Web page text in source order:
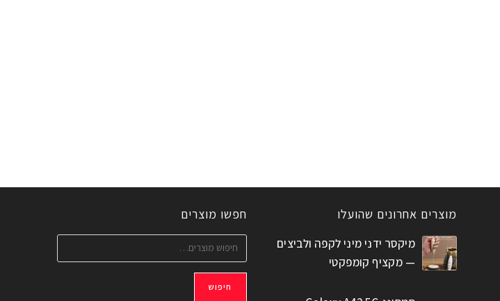
מוצרים אחרונים שהועלו
מיקסר ידני מיני לקפה ולביצים
— מקציף קומפקטי
חפשו מוצרים
חיפוש